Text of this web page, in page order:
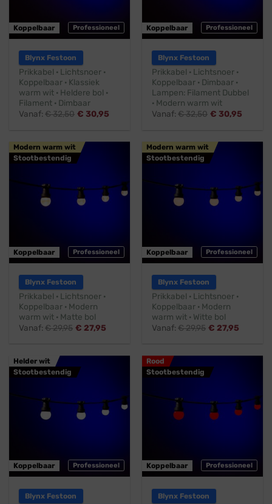
Professioneel
Koppelbaar
Blynx Festoon
Prikkabel · Lichtsnoer ·
Koppelbaar · Klassiek
warm wit · Heldere bol ·
Filament · Dimbaar
Vanaf:€32,50 € 30,95
Professioneel
Koppelbaar
Blynx Festoon
Prikkabel · Lichtsnoer ·
Koppelbaar · Dimbaar ·
Lampen: Filament Dubbel
· Modern warm wit
Vanaf:€32,50 € 30,95
Professioneel
Modern warm wit
Stootbestendig
Koppelbaar
Blynx Festoon
Prikkabel · Lichtsnoer ·
Koppelbaar · Modern
warm wit · Matte bol
Vanaf:€29,95 € 27,95
Professioneel
Modern warm wit
Stootbestendig
Koppelbaar
Blynx Festoon
Prikkabel · Lichtsnoer ·
Koppelbaar · Modern
warm wit · Witte bol
Vanaf:€29,95 € 27,95
Helder wit
Stootbestendig
Professioneel
Koppelbaar
Blynx Festoon
Rood
Stootbestendig
Professioneel
Koppelbaar
Blynx Festoon